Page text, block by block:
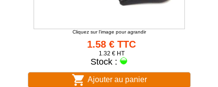
Cliquez sur l'image pour agrandir
1.58 € TTC
1.32 € HT
Stock :
Ajouter au panier